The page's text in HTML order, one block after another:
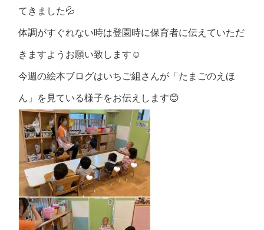
てきました💦
体調がすぐれない時は登園時に保育者に伝えていただ
きますようお願い致します☺️
今週の絵本ブログはいちご組さんが「たまごのえほ
ん」を見ている様子をお伝えします😊